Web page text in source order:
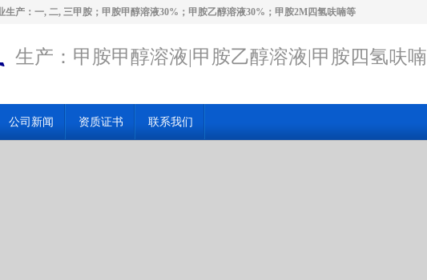
产：一, 二, 三甲胺；甲胺甲醇溶液30%；甲胺乙醇溶液30%；甲胺2M四氢呋喃等
生产：甲胺甲醇溶液|甲胺乙醇溶液|甲胺四氢呋喃
公司新闻 资质证书 联系我们